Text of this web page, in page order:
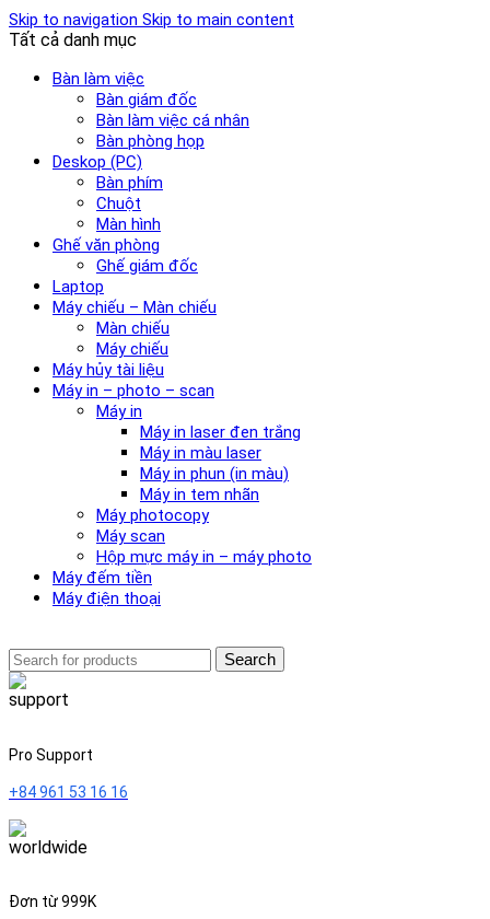
Skip to navigation Skip to main content
Tất cả danh mục
Bàn làm việc
Bàn giám đốc
Bàn làm việc cá nhân
Bàn phòng họp
Deskop (PC)
Bàn phím
Chuột
Màn hình
Ghế văn phòng
Ghế giám đốc
Laptop
Máy chiếu – Màn chiếu
Màn chiếu
Máy chiếu
Máy hủy tài liệu
Máy in – photo – scan
Máy in
Máy in laser đen trắng
Máy in màu laser
Máy in phun (in màu)
Máy in tem nhãn
Máy photocopy
Máy scan
Hộp mực máy in – máy photo
Máy đếm tiền
Máy điện thoại
Search
Pro Support
+84 961 53 16 16
Đơn từ 999K